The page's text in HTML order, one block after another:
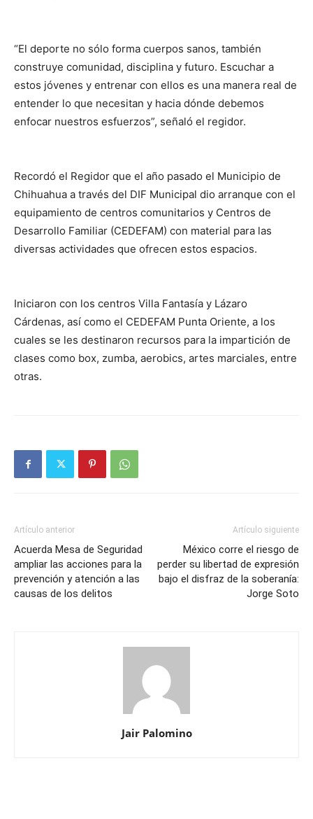
“El deporte no sólo forma cuerpos sanos, también
construye comunidad, disciplina y futuro. Escuchar a
estos jóvenes y entrenar con ellos es una manera real de
entender lo que necesitan y hacia dónde debemos
enfocar nuestros esfuerzos”, señaló el regidor.
Recordó el Regidor que el año pasado el Municipio de
Chihuahua a través del DIF Municipal dio arranque con el
equipamiento de centros comunitarios y Centros de
Desarrollo Familiar (CEDEFAM) con material para las
diversas actividades que ofrecen estos espacios.
Iniciaron con los centros Villa Fantasía y Lázaro
Cárdenas, así como el CEDEFAM Punta Oriente, a los
cuales se les destinaron recursos para la impartición de
clases como box, zumba, aerobics, artes marciales, entre
otras.
Artículo anterior
Acuerda Mesa de Seguridad
ampliar las acciones para la
prevención y atención a las
causas de los delitos
Artículo siguiente
México corre el riesgo de
perder su libertad de expresión
bajo el disfraz de la soberanía:
Jorge Soto
Jair Palomino